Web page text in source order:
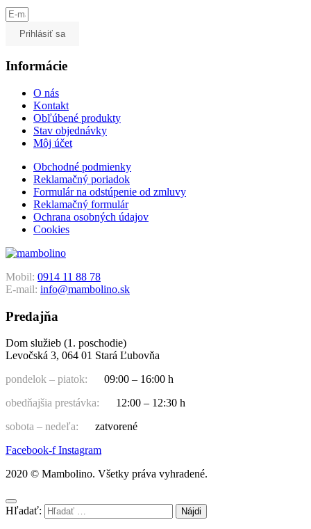
Prihlásiť sa
Informácie
O nás
Kontakt
Obľúbené produkty
Stav objednávky
Môj účet
Obchodné podmienky
Reklamačný poriadok
Formulár na odstúpenie od zmluvy
Reklamačný formulár
Ochrana osobných údajov
Cookies
Mobil: 0914 11 88 78
E-mail: info@mambolino.sk
Predajňa
Dom služieb (1. poschodie)
Levočská 3, 064 01 Stará Ľubovňa
pondelok – piatok:
09:00 – 16:00 h
obedňajšia prestávka:
12:00 – 12:30 h
sobota – nedeľa:
zatvorené
Facebook-f Instagram
2020 © Mambolino. Všetky práva vyhradené.
Hľadať: